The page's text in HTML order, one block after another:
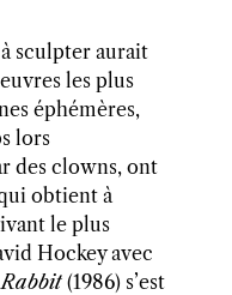
sculpter aurait
les plus
éphémères,
lors
des clowns, ont
obtient à
le plus
Hockey avec
(1986) s’est